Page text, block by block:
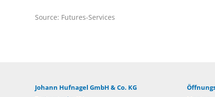
Source: Futures-Services
Johann Hufnagel GmbH & Co. KG